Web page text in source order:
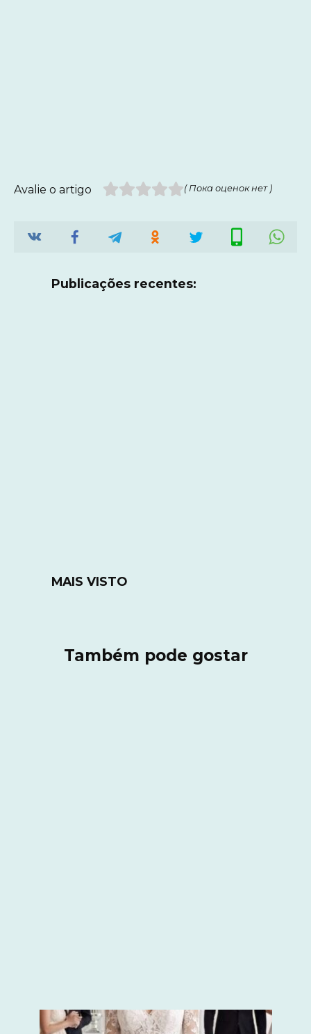
Avalie o artigo ( Пока оценок нет )
Publicações recentes:
MAIS VISTO
Também pode gostar